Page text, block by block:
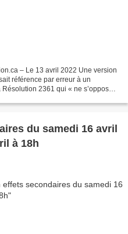
– Le 13 avril 2022 Une version
référence par erreur à un
2361 qui « ne s’oppose
du samedi 16 avril
à 18h